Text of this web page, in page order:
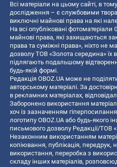
Всі матеріали на цьому сайті, в тому
дослідження – є службовими
виключні майнові права на які
На всі опубліковані
майнові права, які захищаються
права та суміжні права», ніхто не
дозволу ТОВ «Золота середина» їх
підлягають подальшому
будь-якій формі.
Редакція OBOZ.UA може не
авторському матеріалі. За
в рекламних матеріалах,
Заборонено використання
хоч із зазначенням
логотипу OBOZ.UA або будь-якого
письмового дозволу Редакції/ТОВ
Незаконним використанням
копiювання, публiкацiя, передрук,
використання, переробка з
складу інших матеріалів,